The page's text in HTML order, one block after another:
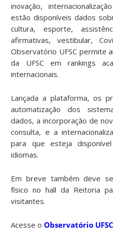
inovação,
estão disponíveis dados
cultura, esporte,
afirmativas, vestibular,
Observatório UFSC permite
da UFSC em rankings
internacionais.
Lançada a plataforma, os
automatização dos
dados, a incorporação de
consulta, e a
para que esteja
idiomas.
Em breve também deve
físico no hall da Reitoria
visitantes.
Acesse oObservatório